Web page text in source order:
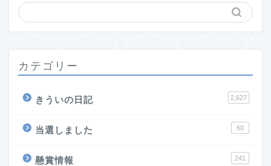
カテゴリー
きういの日記 2,627
当選しました 60
懸賞情報 241